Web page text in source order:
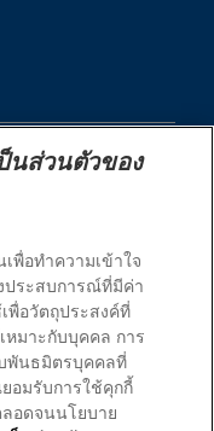
งหมายการค้าจดทะเบียน
จดทะเบียนในภูมิภาคอื่น
นี้ของคุณอยู่ภายใต้ข้อ
ณ์ทางกฎหมาย
กี้
นส่วนตัวของ
พื่อทำความเข้าใจ
ประสบการณ์ที่มีค่า
พื่อวัตถุประสงค์ที่
มาะกับบุคคล การ
พันธมิตรบุคคลที่
อมรับการใช้คุกกี้
อดจนนโยบาย